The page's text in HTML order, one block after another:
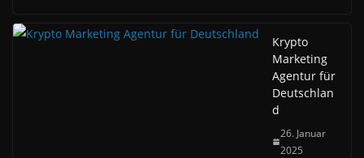
Krypto
Marketing
Agentur für
Deutschlan
d
26. Januar
2025